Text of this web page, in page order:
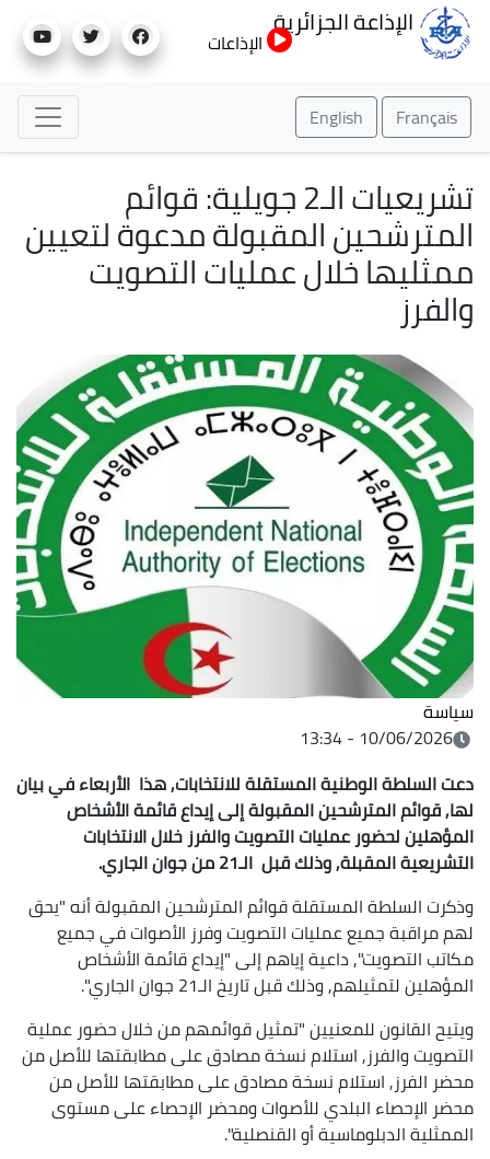
إلى
الإذاعة الجزائرية
الإذاعات
Français
English
تشريعيات الـ2 جويلية: قوائم
المترشحين المقبولة مدعوة لتعيين
ممثليها خلال عمليات التصويت
والفرز
سياسة
10/06/2026 - 13:34
دعت السلطة الوطنية المستقلة للانتخابات, هذا الأربعاء في بيان
لها, قوائم المترشحين المقبولة إلى إيداع قائمة الأشخاص
المؤهلين لحضور عمليات التصويت والفرز خلال الانتخابات
التشريعية المقبلة, وذلك قبل الـ21 من جوان الجاري.
وذكرت السلطة المستقلة قوائم المترشحين المقبولة أنه "يحق
لهم مراقبة جميع عمليات التصويت وفرز الأصوات في جميع
مكاتب التصويت", داعية إياهم إلى "إيداع قائمة الأشخاص
المؤهلين لتمثيلهم, وذلك قبل تاريخ الـ21 جوان الجاري".
ويتيح القانون للمعنيين "تمثيل قوائمهم من خلال حضور عملية
التصويت والفرز, استلام نسخة مصادق على مطابقتها للأصل من
محضر الفرز, استلام نسخة مصادق على مطابقتها للأصل من
محضر الإحصاء البلدي للأصوات ومحضر الإحصاء على مستوى
الممثلية الدبلوماسية أو القنصلية".